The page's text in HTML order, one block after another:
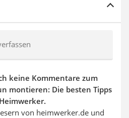
keine Kommentare zum
montieren: Die besten Tipps
von heimwerker.de und